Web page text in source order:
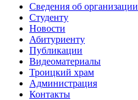
Сведения об организации
Студенту
Новости
Абитуриенту
Публикации
Видеоматериалы
Троицкий храм
Администрация
Контакты